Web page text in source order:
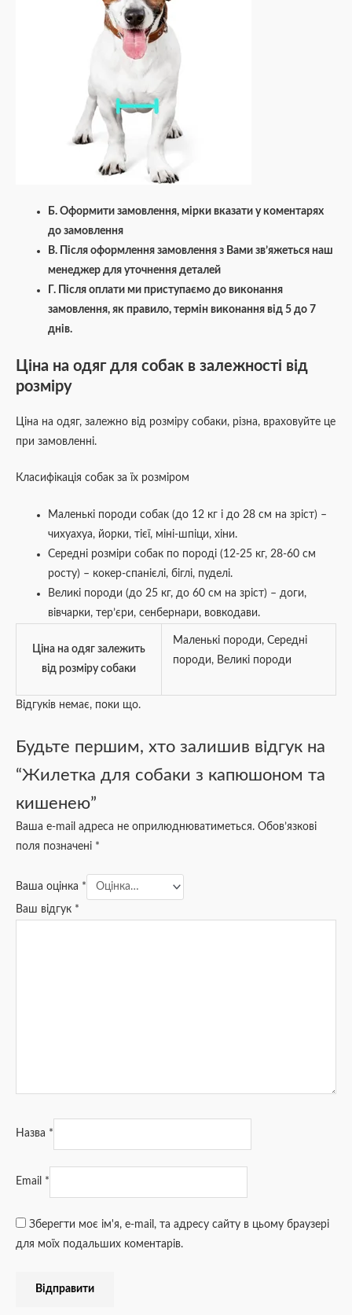
Б. Оформити замовлення, мірки вказати у коментарях
до замовлення
В. Після оформлення замовлення з Вами зв’яжеться наш
менеджер для уточнення деталей
Г. Після оплати ми приступаємо до виконання
замовлення, як правило, термін виконання від 5 до 7
днів.
Ціна на одяг для собак в залежності від
розміру
Ціна на одяг, залежно від розміру собаки, різна, враховуйте це
при замовленні.
Класифікація собак за їх розміром
Маленькі породи собак (до 12 кг і до 28 см на зріст) –
чихуахуа, йорки, тієї, міні-шпіци, хіни.
Середні розміри собак по породі (12-25 кг, 28-60 см
росту) – кокер-спанієлі, біглі, пуделі.
Великі породи (до 25 кг, до 60 см на зріст) – доги,
вівчарки, тер’єри, сенбернари, вовкодави.
Ціна на одяг залежить
від розміру собаки
Маленькі породи, Середні
породи, Великі породи
Відгуків немає, поки що.
Будьте першим, хто залишив відгук на
“Жилетка для собаки з капюшоном та
кишенею”
Ваша e-mail адреса не оприлюднюватиметься. Обов’язкові
поля позначені *
Ваша оцінка *
Ваш відгук *
Назва *
Email *
Зберегти моє ім'я, e-mail, та адресу сайту в цьому браузері
для моїх подальших коментарів.